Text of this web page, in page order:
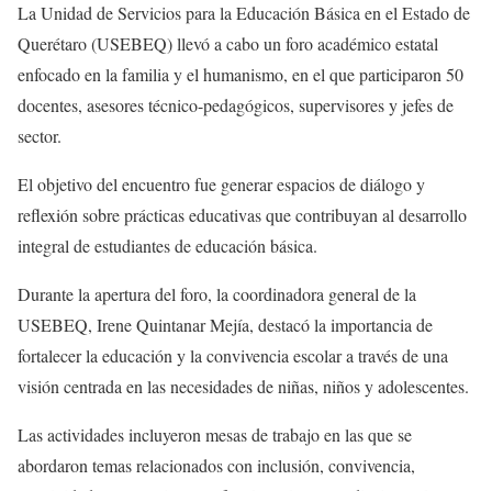
La Unidad de Servicios para la Educación Básica en el Estado de
Querétaro (USEBEQ) llevó a cabo un foro académico estatal
enfocado en la familia y el humanismo, en el que participaron 50
docentes, asesores técnico-pedagógicos, supervisores y jefes de
sector.
El objetivo del encuentro fue generar espacios de diálogo y
reflexión sobre prácticas educativas que contribuyan al desarrollo
integral de estudiantes de educación básica.
Durante la apertura del foro, la coordinadora general de la
USEBEQ, Irene Quintanar Mejía, destacó la importancia de
fortalecer la educación y la convivencia escolar a través de una
visión centrada en las necesidades de niñas, niños y adolescentes.
Las actividades incluyeron mesas de trabajo en las que se
abordaron temas relacionados con inclusión, convivencia,